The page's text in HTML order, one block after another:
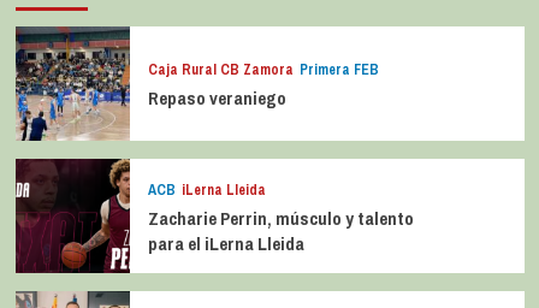
Caja Rural CB Zamora Primera FEB
Repaso veraniego
ACB iLerna Lleida
Zacharie Perrin, músculo y talento
para el iLerna Lleida